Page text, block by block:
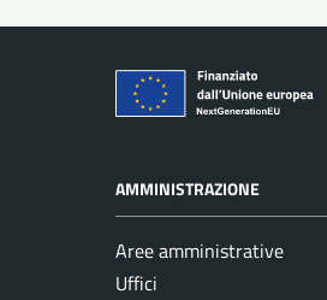
AMMINISTRAZIONE
Aree amministrative
Uffici